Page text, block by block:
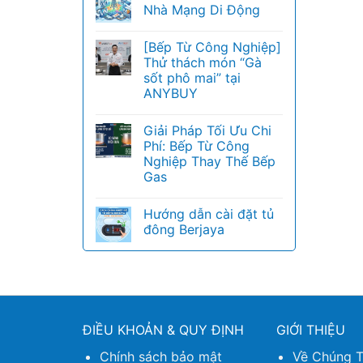
Nhà Mạng Di Động
[Bếp Từ Công Nghiệp]
Thử thách món “Gà
sốt phô mai” tại
ANYBUY
Giải Pháp Tối Ưu Chi
Phí: Bếp Từ Công
Nghiệp Thay Thế Bếp
Gas
Hướng dẫn cài đặt tủ
đông Berjaya
ĐIỀU KHOẢN & QUY ĐỊNH
Chính sách bảo mật
GIỚI THIỆU
Về Chúng